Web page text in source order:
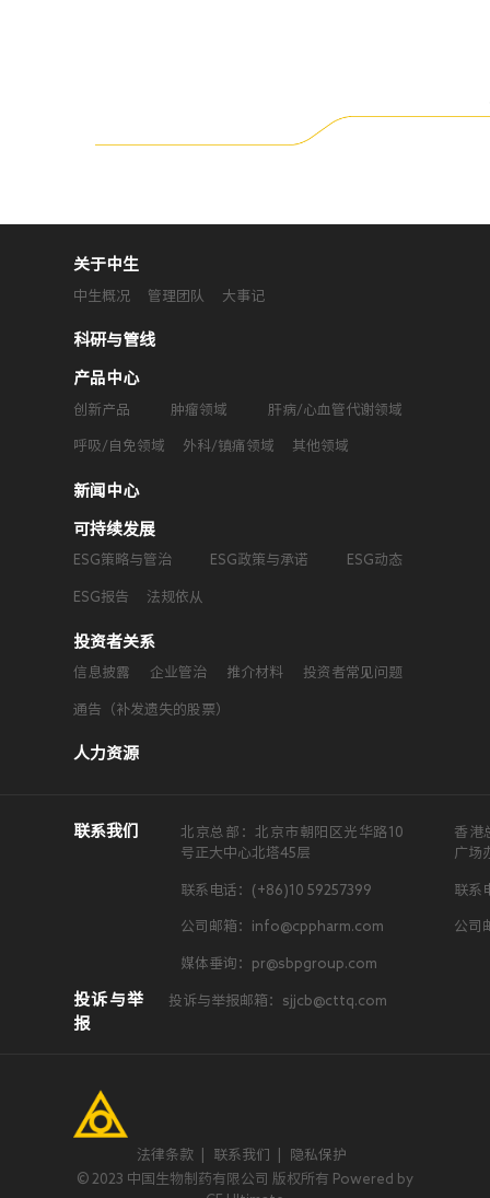
关于中生
中生概况 管理团队 大事记
科研与管线
产品中心
创新产品 肿瘤领域 肝病/心血管代谢领域
呼吸/自免领域 外科/镇痛领域 其他领域
新闻中心
可持续发展
ESG策略与管治 ESG政策与承诺 ESG动态
ESG报告 法规依从
投资者关系
信息披露 企业管治 推介材料 投资者常见问题
通告（补发遗失的股票）
人力资源
联系我们
北京总部：北京市朝阳区光华路10
号正大中心北塔45层
联系电话：(+86)10 59257399
公司邮箱：info@cppharm.com
媒体垂询：pr@sbpgroup.com
香港
广场
联系
公司
投诉与举
报
投诉与举报邮箱：sjjcb@cttq.com
法律条款 联系我们
隐私保护
© 2023 中国生物制药有限公司 版权所有 Powered by